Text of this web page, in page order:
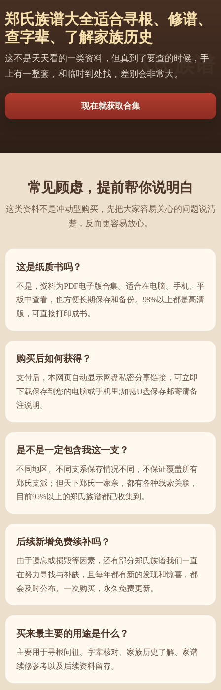
始仿汉制分封授姓，其中的珍支部被封郑氏。②蒙古族改
郑姓：属于以帝王赐姓为氏。蒙古族宝里吉特氏，世居喀
喇沁（今内蒙古赤峰喀喇沁旗），清朝中叶以后所冠汉姓
居察哈尔（今河北张家口一带），清朝中叶以后所冠汉姓
即为郑氏。③裕固族改姓郑姓：裕固族增斯恩氏，原称增
斯恩氏、赠坷斯氏，因姓氏过于繁复，后多简化成汉姓为
把《百家姓》中开始两句的“赵钱孙李，周吴郑王”八个姓氏
分别让当地的土司使用，哈尼族从此才有了郑氏。后来，
族，后逐渐演化为辽东女真，世居沈阳，清朝中叶以后所
赫（今吉林梨树叶赫乡）、乌喇（今吉林永吉）、扎库木
（今辽宁新宾伊勒登河西岸）、黑龙江沿岸等地，后多冠
773年），部族、家属等东迁到雒邑以东，建立新郑国（都
男子称氏，女子称姓，诸侯以国为氏，因此郑桓公被认为
是姬姓郑氏始祖。
郑氏族谱大全适合寻根、修谱、
查字辈、了解家族历史
这不是天天看的一类资料，但真到了要查的时候，手
上有一整套，和临时到处找，差别会非常大。
现在就获取合集
常见顾虑，提前帮你说明白
这类资料不是冲动型购买，先把大家容易关心的问题说清
楚，反而更容易放心。
这是纸质书吗？
不是，资料为PDF电子版合集。适合在电脑、手机、平
板中查看，也方便长期保存和备份。98%以上都是高清
版，可直接打印成书。
购买后如何获得？
支付后，本网页自动显示网盘私密分享链接，可立即
下载保存到您的电脑或手机里;如需U盘保存邮寄请备
注说明。
是不是一定包含我这一支？
不同地区、不同支系保存情况不同，不保证覆盖所有
郑氏支派；但天下郑氏一家亲，都有各种线索关联，
目前95%以上的郑氏族谱都已收集到。
后续新增免费续补吗？
由于遗忘或损毁等因素，还有部分郑氏族谱我们一直
在努力寻找与补缺，且每年都有新的发现和惊喜，都
会及时公布。一次购买，永久免费更新。
买来最主要的用途是什么？
主要用于寻根问祖、字辈核对、家族历史了解、家谱
续修参考以及后续资料留存。